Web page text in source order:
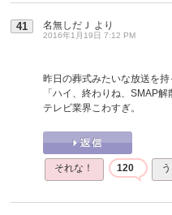
41 名無しだＪ より
2016年1月19日 7:12 PM
昨日の葬式みたいな放送を持
「ハイ、終わりね、SMAP
テレビ業界こわすぎ。
それな！ 120